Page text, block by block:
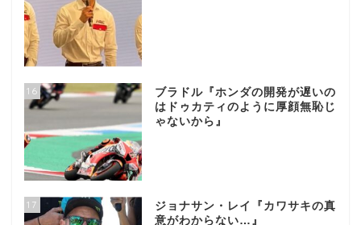
16
ブラドル『ホンダの開発が遅いの
はドゥカティのように厚顔無恥じ
ゃないから』
17
ジョナサン・レイ『カワサキの真
意がわからない…』